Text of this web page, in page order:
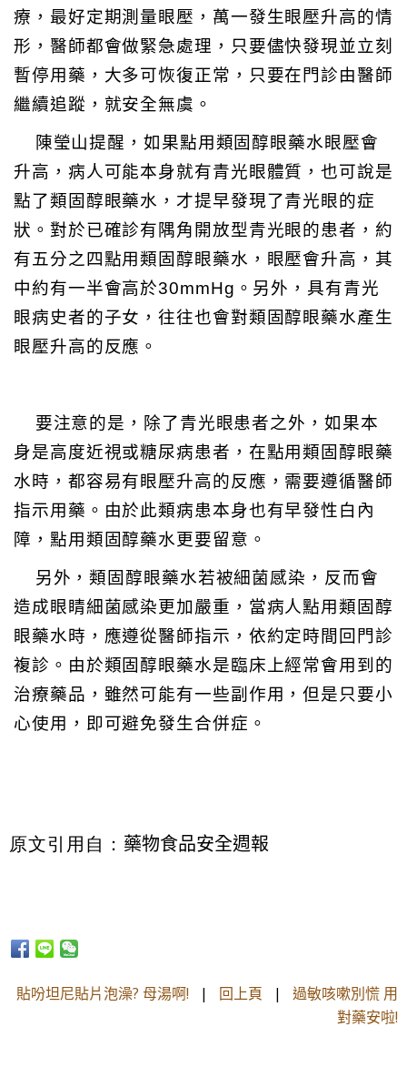
療，最好定期測量眼壓，萬一發生眼壓升高的情
形，醫師都會做緊急處理，只要儘快發現並立刻
暫停用藥，大多可恢復正常，只要在門診由醫師
繼續追蹤，就安全無虞。
陳瑩山提醒，如果點用類固醇眼藥水眼壓會
升高，病人可能本身就有青光眼體質，也可說是
點了類固醇眼藥水，才提早發現了青光眼的症
狀。對於已確診有隅角開放型青光眼的患者，約
有五分之四點用類固醇眼藥水，眼壓會升高，其
中約有一半會高於30mmHg。另外，具有青光
眼病史者的子女，往往也會對類固醇眼藥水產生
眼壓升高的反應。
要注意的是，除了青光眼患者之外，如果本
身是高度近視或糖尿病患者，在點用類固醇眼藥
水時，都容易有眼壓升高的反應，需要遵循醫師
指示用藥。由於此類病患本身也有早發性白內
障，點用類固醇藥水更要留意。
另外，類固醇眼藥水若被細菌感染，反而會
造成眼睛細菌感染更加嚴重，當病人點用類固醇
眼藥水時，應遵從醫師指示，依約定時間回門診
複診。由於類固醇眼藥水是臨床上經常會用到的
治療藥品，雖然可能有一些副作用，但是只要小
心使用，即可避免發生合併症。
原文引用自： 藥物食品安全週報
貼吩坦尼貼片泡澡? 母湯啊! | 回上頁 | 過敏咳嗽別慌 用
對藥安啦!